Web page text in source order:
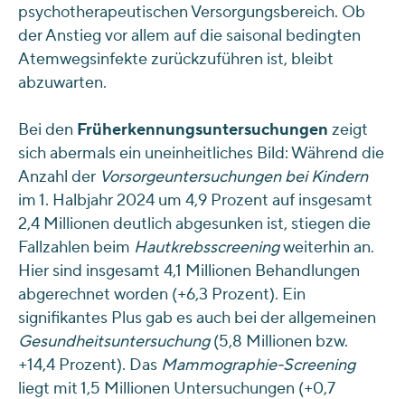
psychotherapeutischen Versorgungsbereich. Ob
der Anstieg vor allem auf die saisonal bedingten
Atemwegsinfekte zurückzuführen ist, bleibt
abzuwarten.
Bei den Früherkennungsuntersuchungen zeigt
sich abermals ein uneinheitliches Bild: Während die
Anzahl der Vorsorgeuntersuchungenbei Kindern
im 1. Halbjahr 2024 um 4,9 Prozent auf insgesamt
2,4 Millionen deutlich abgesunken ist, stiegen die
Fallzahlen beim Hautkrebsscreeningweiterhin an.
Hier sind insgesamt 4,1 Millionen Behandlungen
abgerechnet worden (+6,3 Prozent). Ein
signifikantes Plus gab es auch bei der allgemeinen
Gesundheitsuntersuchung(5,8 Millionen bzw.
+14,4 Prozent). Das Mammographie-Screening
liegt mit 1,5 Millionen Untersuchungen (+0,7